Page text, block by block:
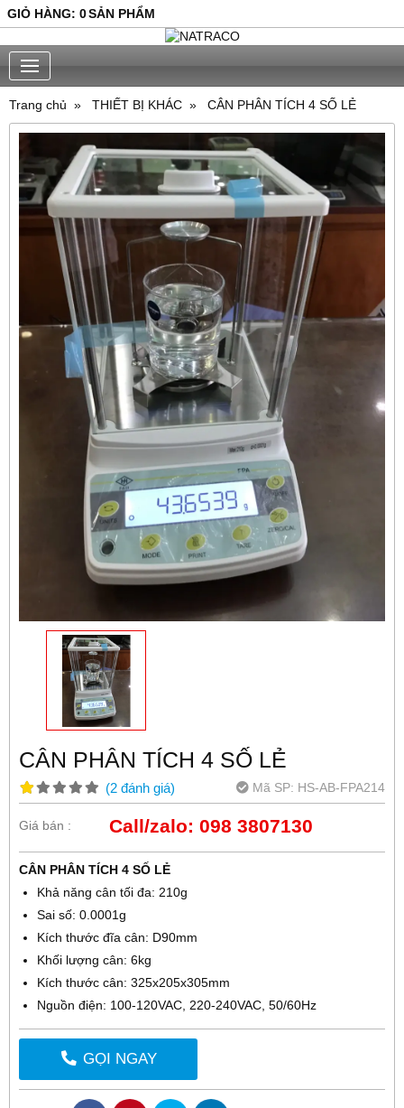
GIỎ HÀNG: 0SẢN PHẨM
Trang chủ THIẾT BỊ KHÁC CÂN PHÂN TÍCH 4 SỐ LẺ
CÂN PHÂN TÍCH 4 SỐ LẺ
(2 đánh giá) Mã SP: HS-AB-FPA214
Giá bán : Call/zalo: 098 3807130
CÂN PHÂN TÍCH 4 SỐ LẺ
Khả năng cân tối đa: 210g
Sai số: 0.0001g
Kích thước đĩa cân: D90mm
Khối lượng cân: 6kg
Kích thước cân: 325x205x305mm
Nguồn điện: 100-120VAC, 220-240VAC, 50/60Hz
GỌI NGAY